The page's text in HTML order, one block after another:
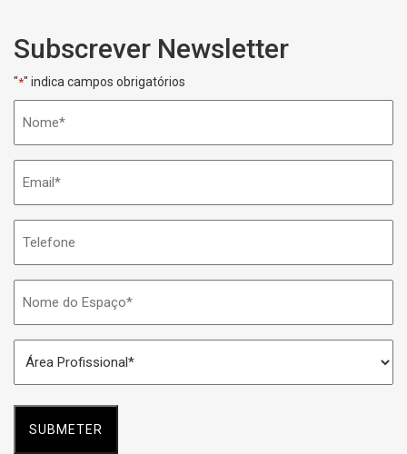
Subscrever Newsletter
"*" indica campos obrigatórios
do
Espaço
Profissional
*